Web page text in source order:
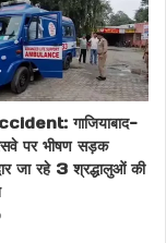
गाजियाबाद-
पर भीषण सड़क
जा रहे 3 श्रद्धालुओं की